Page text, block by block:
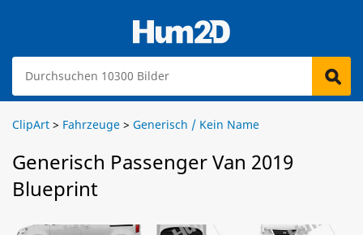
ClipArt > Fahrzeuge > Generisch / Kein Name
Generisch Passenger Van 2019
Blueprint